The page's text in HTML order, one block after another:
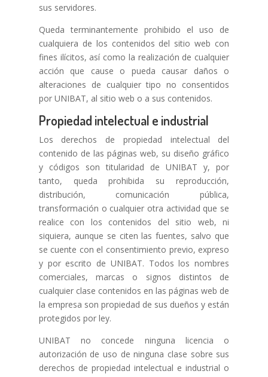
sus servidores.
Queda terminantemente prohibido el uso de
cualquiera de los contenidos del sitio web con
fines ilícitos, así como la realización de cualquier
acción que cause o pueda causar daños o
alteraciones de cualquier tipo no consentidos
por UNIBAT, al sitio web o a sus contenidos.
Propiedad intelectual e industrial
Los derechos de propiedad intelectual del
contenido de las páginas web, su diseño gráfico
y códigos son titularidad de UNIBAT y, por
tanto, queda prohibida su reproducción,
distribución, comunicación pública,
transformación o cualquier otra actividad que se
realice con los contenidos del sitio web, ni
siquiera, aunque se citen las fuentes, salvo que
se cuente con el consentimiento previo, expreso
y por escrito de UNIBAT. Todos los nombres
comerciales, marcas o signos distintos de
cualquier clase contenidos en las páginas web de
la empresa son propiedad de sus dueños y están
protegidos por ley.
UNIBAT no concede ninguna licencia o
autorización de uso de ninguna clase sobre sus
derechos de propiedad intelectual e industrial o